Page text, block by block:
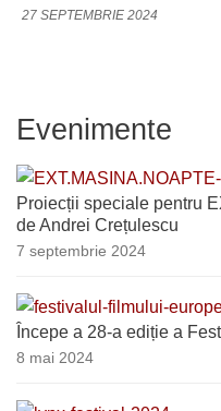
27 SEPTEMBRIE 2024
Evenimente
Proiecții speciale pentru
de Andrei Crețulescu
7 septembrie 2024
Începe a 28-a ediție a
8 mai 2024